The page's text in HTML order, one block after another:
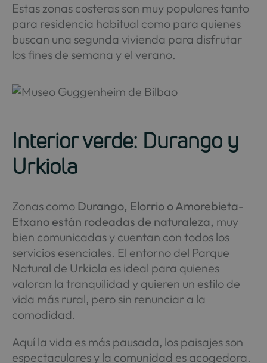
Estas zonas costeras son muy populares tanto
para residencia habitual como para quienes
buscan una segunda vivienda para disfrutar
los fines de semana y el verano.
Interior verde: Durango y
Urkiola
Zonas comoDurango, Elorrio o Amorebieta-
Etxano están rodeadas de naturaleza, muy
bien comunicadas y cuentan con todos los
servicios esenciales. El entorno del Parque
Natural de Urkiola es ideal para quienes
valoran la tranquilidad y quieren un estilo de
vida más rural, pero sin renunciar a la
comodidad.
Aquí la vida es más pausada, los paisajes son
espectaculares y la comunidad es acogedora.